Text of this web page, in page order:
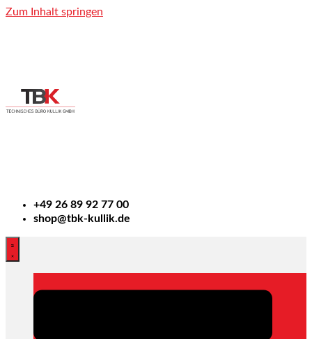
Zum Inhalt springen
+49 26 89 92 77 00
shop@tbk-kullik.de